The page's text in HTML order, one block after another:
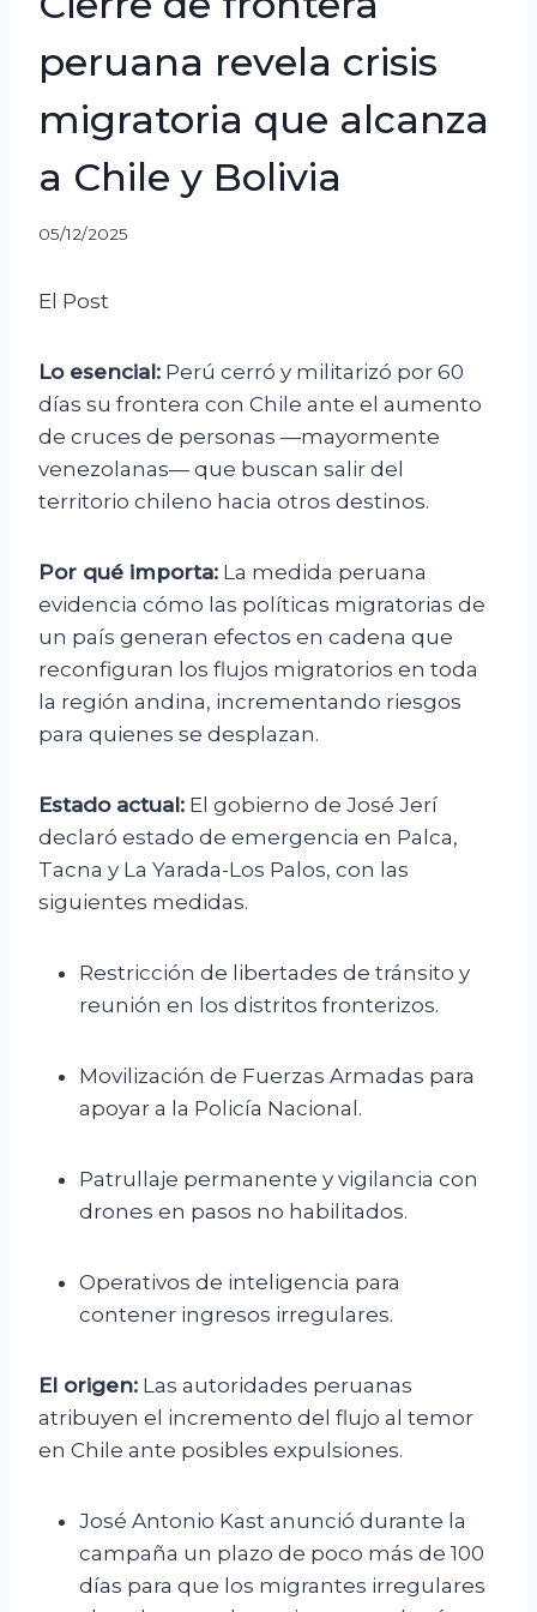
peruana revela crisis
migratoria que alcanza
a Chile y Bolivia
05/12/2025
El Post
Lo esencial: Perú cerró y militarizó por 60
días su frontera con Chile ante el aumento
de cruces de personas —mayormente
venezolanas— que buscan salir del
territorio chileno hacia otros destinos.
Por qué importa: La medida peruana
evidencia cómo las políticas migratorias de
un país generan efectos en cadena que
reconfiguran los flujos migratorios en toda
la región andina, incrementando riesgos
para quienes se desplazan.
Estado actual: El gobierno de José Jerí
declaró estado de emergencia en Palca,
Tacna y La Yarada-Los Palos, con las
siguientes medidas.
Restricción de libertades de tránsito y
reunión en los distritos fronterizos.
Movilización de Fuerzas Armadas para
apoyar a la Policía Nacional.
Patrullaje permanente y vigilancia con
drones en pasos no habilitados.
Operativos de inteligencia para
contener ingresos irregulares.
El origen: Las autoridades peruanas
atribuyen el incremento del flujo al temor
en Chile ante posibles expulsiones.
José Antonio Kast anunció durante la
campaña un plazo de poco más de 100
días para que los migrantes irregulares